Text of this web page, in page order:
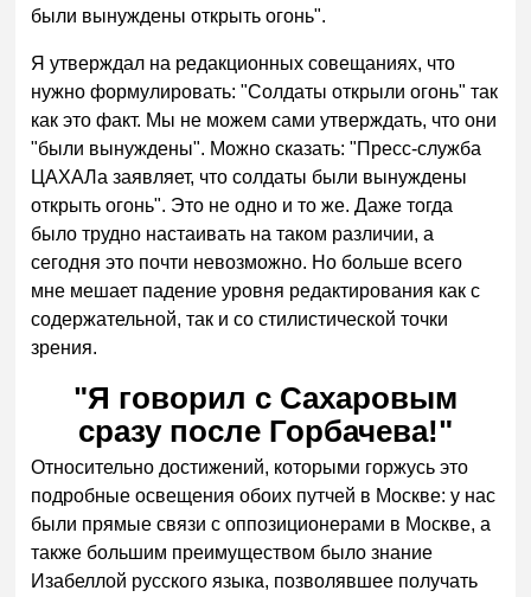
были вынуждены открыть огонь".
Я утверждал на редакционных совещаниях, что
нужно формулировать: "Солдаты открыли огонь" так
как это факт. Мы не можем сами утверждать, что они
"были вынуждены". Можно сказать: "Пресс-служба
ЦАХАЛа заявляет, что солдаты были вынуждены
открыть огонь". Это не одно и то же. Даже тогда
было трудно настаивать на таком различии, а
сегодня это почти невозможно. Но больше всего
мне мешает падение уровня редактирования как с
содержательной, так и со стилистической точки
зрения.
"Я говорил с Сахаровым
сразу после Горбачева!"
Относительно достижений, которыми горжусь это
подробные освещения обоих путчей в Москве: у нас
были прямые связи с оппозиционерами в Москве, а
также большим преимуществом было знание
Изабеллой русского языка, позволявшее получать